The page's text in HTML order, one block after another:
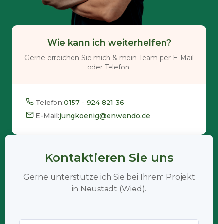
Wie kann ich weiterhelfen?
Gerne erreichen Sie mich & mein Team per E-Mail
oder Telefon.
Telefon:0157 - 924 821 36
E-Mail:jungkoenig@enwendo.de
Kontaktieren Sie uns
Gerne unterstütze ich Sie bei Ihrem Projekt
in Neustadt (Wied).